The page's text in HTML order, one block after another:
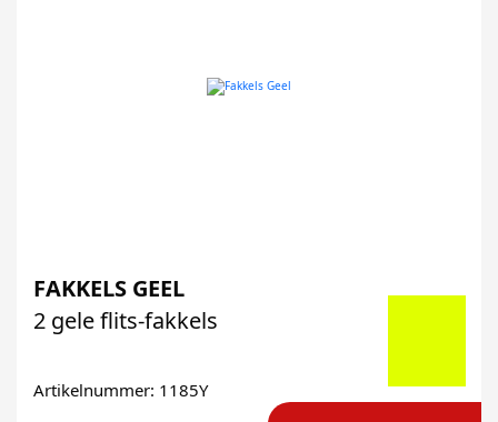
FAKKELS GEEL
2 gele flits-fakkels
Artikelnummer: 1185Y